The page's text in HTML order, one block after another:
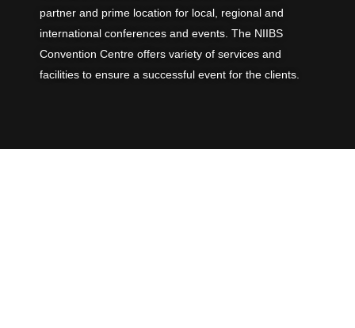
partner and prime location for local, regional and
international conferences and events. The NIIBS
Convention Centre offers variety of services and
facilities to ensure a successful event for the clients.